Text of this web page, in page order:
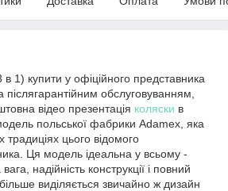
1) купити у офіційного представника
післягарантійним обслуговуванням,
відео презентація коляски в
польської фабрики Adamex, яка
цього відомого
Ця модель ідеальна у всьому -
надійність конструкції і повний
виділяється звичайно ж дизайн